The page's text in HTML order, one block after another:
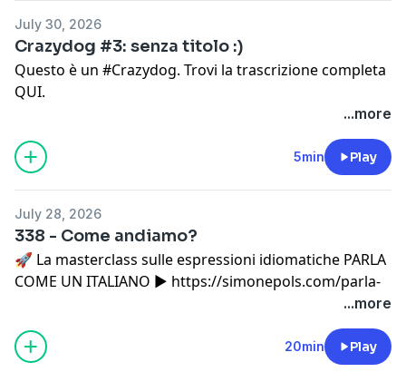
Buon ascolto!
July 30, 2026
Crazydog #3: senza titolo :)
Questo è un #Crazydog. Trovi la trascrizione completa
QUI⁠⁠.
...more
5min Play
July 28, 2026
338 - Come andiamo?
🚀 La masterclass sulle espressioni idiomatiche PARLA
COME UN ITALIANO ▶ ⁠https://simonepols.com/parla-
In questo episodio del Simple Italian Podcast vi
...more
20min Play